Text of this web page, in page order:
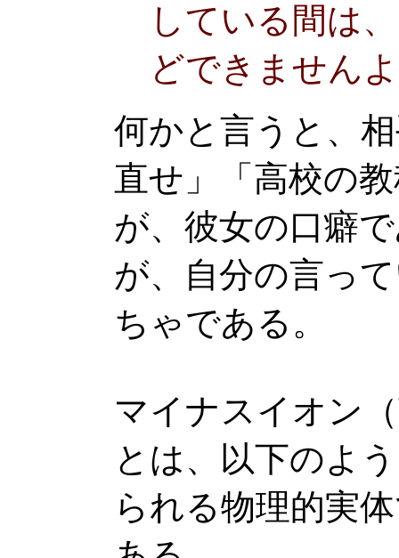
している間は
どできません
何かと言うと、
直せ」「高校の
が、彼女の口癖
が、自分の言っ
ちゃである。
マイナスイオン
とは、以下のよ
られる物理的実